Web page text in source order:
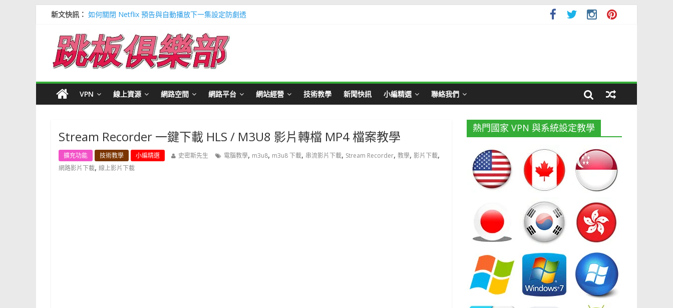
新文快訊： 如何關閉 Netflix 預告與自動播放下一集設定防劇透
信用卡號產生器 (含CVV) 懶人包＃多個 Visa / Master Card 網站
寶可夢飛人安卓必裝 FonesGo 虛擬定位不用出門玩遊戲教學
Google 刪除超過兩年登入帳號＃不想被砍帳號教學
VPN 線上資源 網路空間 網路平台 網站經營 技術教學 新聞快訊 小編精選 聯絡我們
Stream Recorder 一鍵下載 HLS / M3U8 影片轉檔 MP4 檔案教學
擴充功能 技術教學 小編精選 史密斯先生 電腦教學, m3u8, m3u8 下載, 串流影片下載, Stream Recorder, 教學, 影片下載,
網路影片下載, 線上影片下載
熱門國家 VPN 與系統設定教學